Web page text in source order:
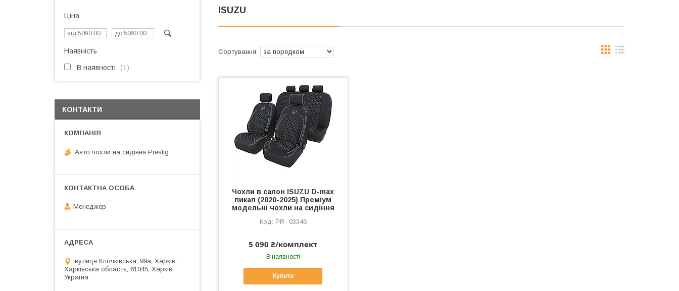
ISUZU
Чохли в салон ISUZU D-max
пикап (2020-2025) Преміум
модельні чохли на сидіння
PR- 03346
5 090 ₴/комплект
В наявності
Купити
Ціна
Наявність
В наявності 1
КОНТАКТИ
Авто чохли на сидіння Prestig
Менеджер
вулиця Клочківська, 99а, Харків,
Харківська область, 61045, Харків,
Україна